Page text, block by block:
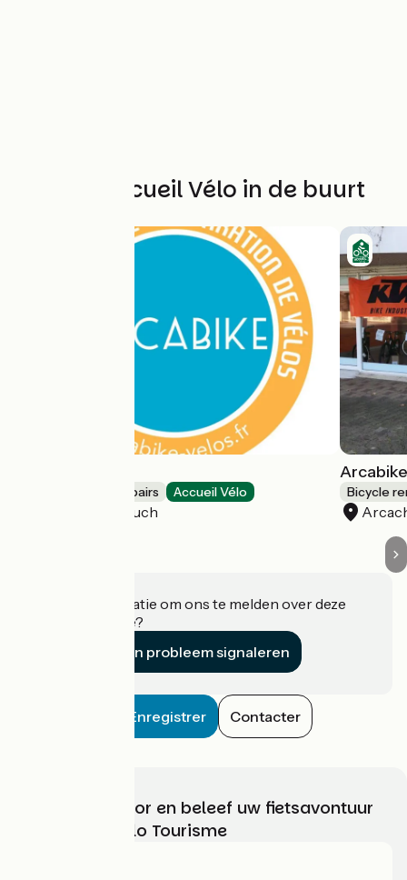
Andere Accueil Vélo in de buurt
Bicycle rentals/ repairs Accueil Vélo
La Teste-de-Buch
Bicycle
Heeft u informatie om ons te melden over deze
accommodatie?
Een probleem signaleren
Enregistrer Contacter
Kies, bereid voor en beleef uw fietsavontuur
met France Vélo Tourisme